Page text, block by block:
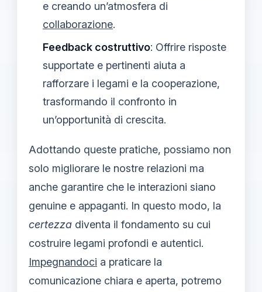
e creando un’atmosfera di
collaborazione.
Feedback costruttivo: Offrire risposte
supportate e pertinenti aiuta a
rafforzare i legami e la cooperazione,
trasformando il confronto in
un’opportunità di crescita.
Adottando queste pratiche, possiamo non
solo migliorare le nostre relazioni ma
anche garantire che le interazioni siano
genuine e appaganti. In questo modo, la
certezza diventa il fondamento su cui
costruire legami profondi e autentici.
Impegnandoci a praticare la
comunicazione chiara e aperta, potremo